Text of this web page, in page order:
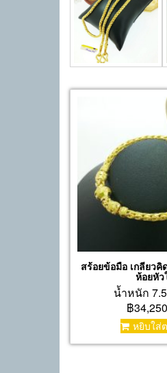
สร้อยข้อมือ เกลียวคิ
ห้อยหัว
น้ำหนัก
฿
หยิบใส่